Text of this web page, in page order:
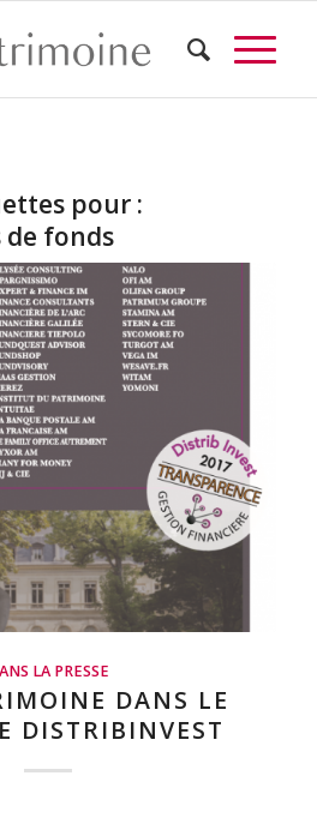
pour :
fonds
LA PRESSE
DANS LE
DISTRIBINVEST